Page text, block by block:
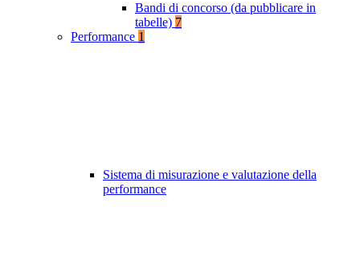
Bandi di concorso (da pubblicare in
tabelle) 7
Performance 1
Sistema di misurazione e valutazione della
performance